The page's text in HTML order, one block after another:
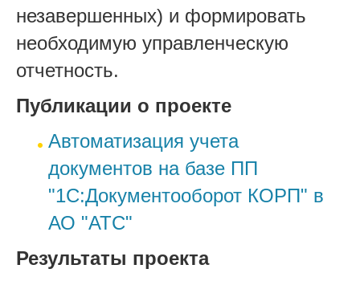
незавершенных) и формировать
необходимую управленческую
отчетность.
Публикации о проекте
Автоматизация учета
документов на базе ПП
"1С:Документооборот КОРП" в
АО "АТС"
Результаты проекта